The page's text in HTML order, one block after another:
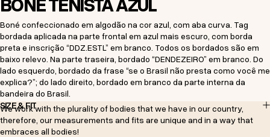
Boné confeccionado em algodão na cor azul, com aba curva. Tag
bordada aplicada na parte frontal em azul mais escuro, com borda
preta e inscrição “DDZ.ESTL” em branco. Todos os bordados são em
baixo relevo. Na parte traseira, bordado “DENDEZEIRO” em branco. Do
lado esquerdo, bordado da frase “se o Brasil não presta como você me
explica?”; do lado direito, bordado em branco da parte interna da
bandeira do Brasil.
SIZE & FIT
We work with the plurality of bodies that we have in our country,
therefore, our measurements and fits are unique and in a way that
embraces all bodies!